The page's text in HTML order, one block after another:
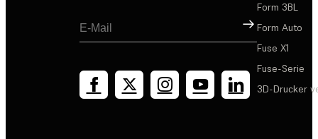
Registrieren
Form 3BL
Form Auto
Fuse X1
Fuse-Serie
3D-Drucker